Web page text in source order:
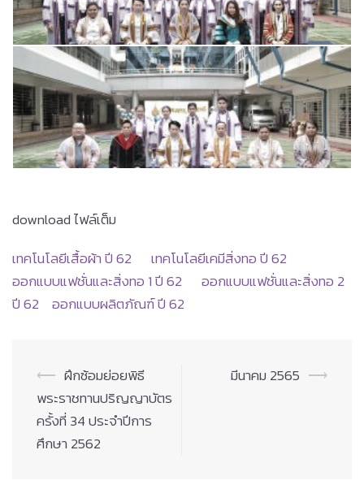
download ไฟล์เต็ม
เทคโนโลยีเสื้อผ้า ปี 62
เทคโนโลยีเคมีสิ่งทอ ปี 62
ออกแบบแฟชั่นและสิ่งทอ 1 ปี 62
ออกแบบแฟชั่นและสิ่งทอ 2
ปี 62
ออกแบบผลิตภัณฑ์ ปี 62
Post
navigation
⟵ ฝึกซ้อมย่อยพิธี
พระราชทานปริญญาบัตร
ครั้งที่ 34 ประจำปีการ
ศึกษา 2562
มีนาคม 2565 ⟶